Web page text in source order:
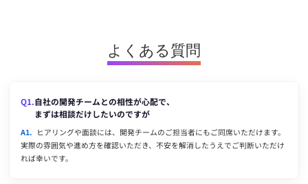
よくある質問
Q1.自社の開発チームとの相性が心配で、
まずは相談だけしたいのですが
A1. ヒアリングや面談には、開発チームのご担当者にもご同席いただけます。
実際の雰囲気や進め方を確認いただき、不安を解消したうえでご判断いただけ
れば幸いです。